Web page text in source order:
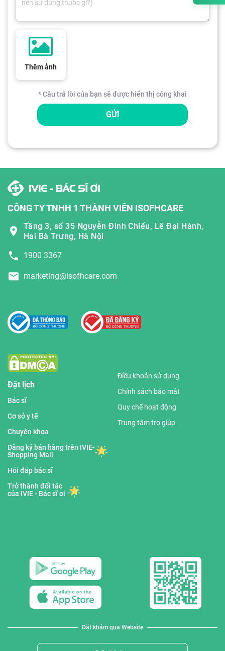
Thêm ảnh
* Câu trả lời của bạn sẽ được hiển thị công khai
GỬI
CÔNG TY TNHH 1 THÀNH VIÊN ISOFHCARE
Tầng 3, số 35 Nguyễn Đình Chiểu, Lê Đại Hành,
Hai Bà Trưng, Hà Nội
1900 3367
marketing@isofhcare.com
Đặt lịch
Bác sĩ
Cơ sở y tế
Chuyên khoa
Đăng ký bán hàng trên IVIE-
Shopping Mall
Hỏi đáp bác sĩ
Trở thành đối tác
của IVIE - Bác sĩ ơi
Điều khoản sử dụng
Chính sách bảo mật
Quy chế hoạt động
Trung tâm trợ giúp
Đặt khám qua Website